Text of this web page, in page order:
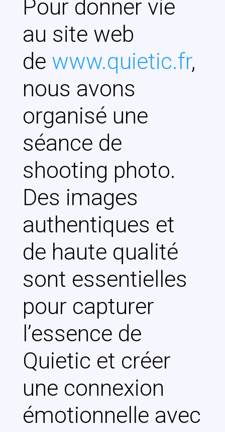
Pour donner vie
au site web
de www.quietic.fr,
nous avons
organisé une
séance de
shooting photo.
Des images
authentiques et
de haute qualité
sont essentielles
pour capturer
l’essence de
Quietic et créer
une connexion
émotionnelle avec